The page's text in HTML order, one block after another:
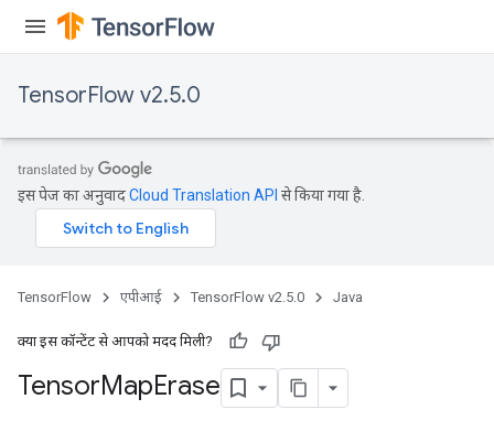
TensorFlow v2.5.0
इस पेज का अनुवादCloud Translation API से किया गया है.
TensorFlow एपीआई TensorFlow v2.5.0 Java
क्या इस कॉन्टेंट से आपको मदद मिली?
TensorMapErase